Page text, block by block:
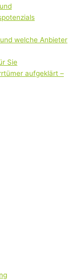
welche Anbieter
Sie
aufgeklärt –